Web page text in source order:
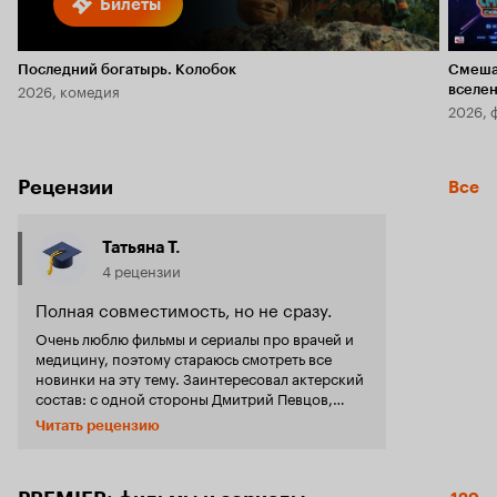
Билеты
Последний богатырь. Колобок
2026, комедия
2026,
Рецензии Все
Татьяна Т.
4 рецензии
Полная совместимость, но не сразу.
Очень люблю фильмы и сериалы про врачей и
медицину, поэтому стараюсь смотреть все
новинки на эту тему. Заинтересовал актерский
состав: с одной стороны Дмитрий Певцов,
давно его не видела в фильмах, с другой
стороны Валентина Мазунина, мне она
Читать рецензию